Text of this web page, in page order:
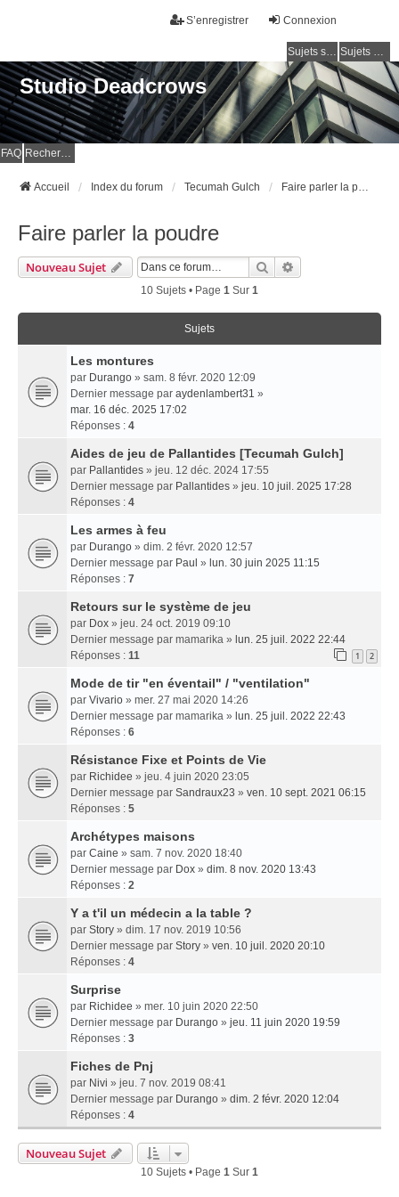
Connexion
S’enregistrer
Sujets sans réponse Sujets actifs
Studio Deadcrows
FAQ Rechercher
Accueil Index du forum Tecumah Gulch Faire parler la poudre
Faire parler la poudre
Nouveau Sujet Rechercher
10 Sujets • Page 1 Sur 1
Sujets
Les montures
par Durango » sam. 8 févr. 2020 12:09
Dernier message par aydenlambert31 »
mar. 16 déc. 2025 17:02
Réponses : 4
Aides de jeu de Pallantides [Tecumah Gulch]
par Pallantides » jeu. 12 déc. 2024 17:55
Dernier message par Pallantides » jeu. 10 juil. 2025 17:28
Réponses : 4
Les armes à feu
par Durango » dim. 2 févr. 2020 12:57
Dernier message par Paul » lun. 30 juin 2025 11:15
Réponses : 7
Retours sur le système de jeu
par Dox » jeu. 24 oct. 2019 09:10
Dernier message par mamarika » lun. 25 juil. 2022 22:44
Réponses : 11 1 2
Mode de tir "en éventail" / "ventilation"
par Vivario » mer. 27 mai 2020 14:26
Dernier message par mamarika » lun. 25 juil. 2022 22:43
Réponses : 6
Résistance Fixe et Points de Vie
par Richidee » jeu. 4 juin 2020 23:05
Dernier message par Sandraux23 » ven. 10 sept. 2021 06:15
Réponses : 5
Archétypes maisons
par Caine » sam. 7 nov. 2020 18:40
Dernier message par Dox » dim. 8 nov. 2020 13:43
Réponses : 2
Y a t'il un médecin a la table ?
par Story » dim. 17 nov. 2019 10:56
Dernier message par Story » ven. 10 juil. 2020 20:10
Réponses : 4
Surprise
par Richidee » mer. 10 juin 2020 22:50
Dernier message par Durango » jeu. 11 juin 2020 19:59
Réponses : 3
Fiches de Pnj
par Nivi » jeu. 7 nov. 2019 08:41
Dernier message par Durango » dim. 2 févr. 2020 12:04
Réponses : 4
Nouveau Sujet
10 Sujets • Page 1 Sur 1